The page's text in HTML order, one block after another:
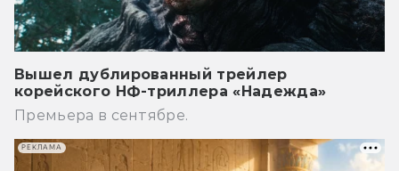
Вышел дублированный трейлер
корейского НФ-триллера «Надежда»
Премьера в сентябре.
РЕКЛАМА